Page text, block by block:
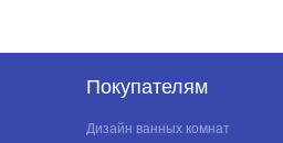
Покупателям
Дизайн ванных комнат